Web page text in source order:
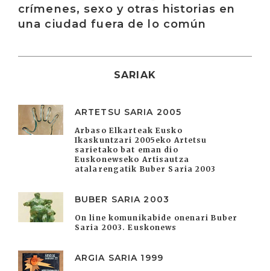
crímenes, sexo y otras historias en
una ciudad fuera de lo común
SARIAK
ARTETSU SARIA 2005
Arbaso Elkarteak Eusko
Ikaskuntzari 2005eko Artetsu
sarietako bat eman dio
Euskonewseko Artisautza
atalarengatik Buber Saria 2003
BUBER SARIA 2003
On line komunikabide onenari Buber
Saria 2003. Euskonews
ARGIA SARIA 1999